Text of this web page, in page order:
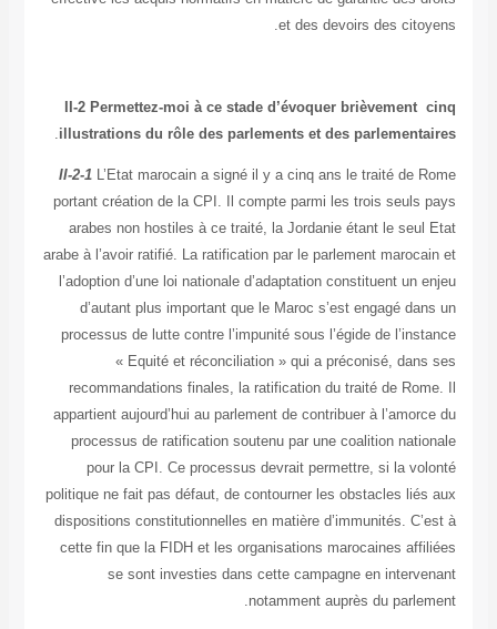
et des devoirs des
II-2 Permettez-moi à ce stade d’évoquer
illustrations du rôle des parlements et des
.
II-2-1L’Etat marocain a signé il y a cinq ans le traité de
portant création de la CPI. Il compte parmi les trois
arabes non hostiles à ce traité, la Jordanie étant le
arabe à l’avoir ratifié. La ratification par le parlement
l’adoption d’une loi nationale d’adaptation constituent
d’autant plus important que le Maroc s’est engagé
processus de lutte contre l’impunité sous l’égide de
« Equité et réconciliation » qui a préconisé,
recommandations finales, la ratification du traité de
appartient aujourd’hui au parlement de contribuer à
processus de ratification soutenu par une coalition
pour la CPI. Ce processus devrait permettre, si la
politique ne fait pas défaut, de contourner les obstacles
dispositions constitutionnelles en matière d’immunités.
cette fin que la FIDH et les organisations marocaines
se sont investies dans cette campagne en
notamment auprès du